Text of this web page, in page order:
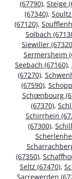
(67790), Steige
(67340),
(67120),
Solbach
Siewiller
Sermersheim
Seebach (67160),
(67270),
(67590),
Schœnbourg
(67370),
Schirrhein
(67300),
(67350),
Seltz (67470),
Sarrewerden